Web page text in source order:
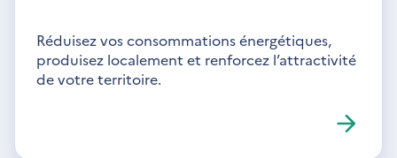
Réduisez vos consommations énergétiques,
produisez localement et renforcez l’attractivité
de votre territoire.